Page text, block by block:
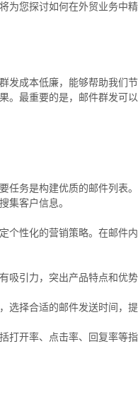
您探讨如何在外贸业务中
发成本低廉，能够帮助我们
。最重要的是，邮件群发可
任务是构建优质的邮件列表
集客户信息。
个性化的营销策略。在邮件
吸引力，突出产品特点和优
选择合适的邮件发送时间，
打开率、点击率、回复率等